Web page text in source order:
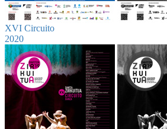
XVI Circuito
2020